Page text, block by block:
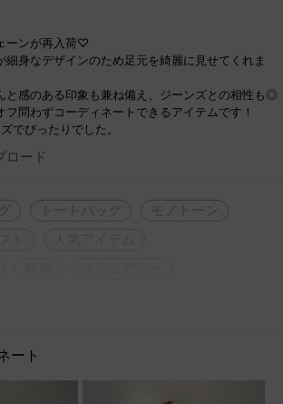
ーンが再入荷♡
細身なデザインのため足元を綺麗に見せてくれま
と感のある印象も兼ね備え、ジーンズとの相性も◎
問わずコーディネートできるアイテムです！
でぴったりでした。
ロード
長効果
ート